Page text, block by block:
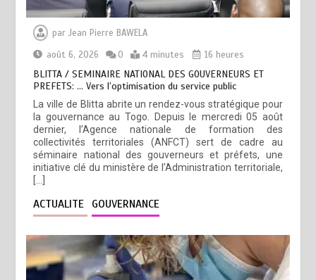
parJean Pierre BAWELA
août 6, 2026
0 4 minutes 16 heures
BLITTA / SEMINAIRE NATIONAL DES GOUVERNEURS ET
PREFETS: … Vers l’optimisation du service public
La ville de Blitta abrite un rendez-vous stratégique pour
la gouvernance au Togo. Depuis le mercredi 05 août
dernier, l’Agence nationale de formation des
collectivités territoriales (ANFCT) sert de cadre au
séminaire national des gouverneurs et préfets, une
initiative clé du ministère de l’Administration territoriale,
ACTUALITE GOUVERNANCE